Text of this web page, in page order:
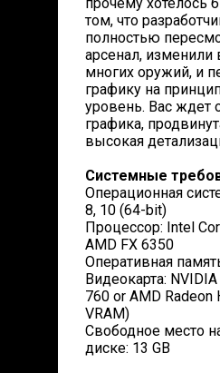
том, что
полностью
арсенал,
многих оружий, и
графику на
уровень. Вас ждет
графика,
высокая
Системные
Операционная
8, 10 (64-bit)
Процессор: Intel
AMD FX 6350
Оперативная
Видеокарта:
760 or AMD Radeon
VRAM)
Свободное место
диске: 13 GB